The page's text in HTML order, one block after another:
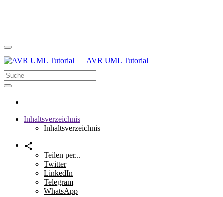
AVR UML Tutorial
Inhaltsverzeichnis
Inhaltsverzeichnis
Teilen per...
Twitter
LinkedIn
Telegram
WhatsApp